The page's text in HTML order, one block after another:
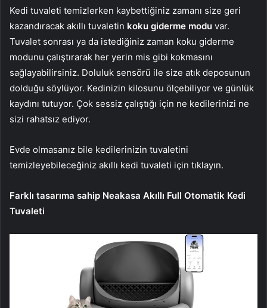
Kedi tuvaleti temizlerken kaybettiğiniz zamanı size geri
kazandıracak akıllı tuvaletin koku giderme modu var.
Tuvalet sonrası ya da istediğiniz zaman koku giderme
modunu çalıştırarak her yerin mis gibi kokmasını
sağlayabilirsiniz. Doluluk sensörü ile size atık deposunun
dolduğu söylüyor. Kedinizin kilosunu ölçebiliyor ve günlük
kaydını tutuyor. Çok sessiz çalıştığı için ne kedilerinizi ne
sizi rahatsız ediyor.
Evde olmasanız bile kedilerinizin tuvaletini
temizleyebileceğiniz akıllı kedi tuvaleti için tıklayın.
Farklı tasarıma sahip Neakasa Akıllı Full Otomatik Kedi
Tuvaleti